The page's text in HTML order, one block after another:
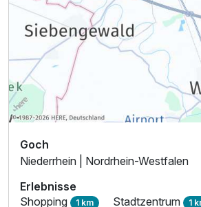
Goch
Niederrhein | Nordrhein-Westfalen
Erlebnisse
Shopping 1 km Stadtzentrum 1